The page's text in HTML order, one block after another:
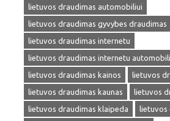
lietuvos draudimas automobiliui
lietuvos draudimas gyvybes draudimas
lietuvos draudimas internetu
lietuvos draudimas internetu
lietuvos draudimas kainos
lietuvos
lietuvos draudimas kaunas
lietuvos
lietuvos draudimas klaipeda
lietuvos